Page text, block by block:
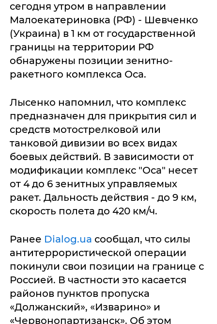
сегодня утром в направлении
Малоекатериновка (РФ) - Шевченко
(Украина) в 1 км от государственной
границы на территории РФ
обнаружены позиции зенитно-
ракетного комплекса Оса.
Лысенко напомнил, что комплекс
предназначен для прикрытия сил и
средств мотострелковой или
танковой дивизии во всех видах
боевых действий. В зависимости от
модификации комплекс "Оса" несет
от 4 до 6 зенитных управляемых
ракет. Дальность действия - до 9 км,
скорость полета до 420 км/ч.
Ранее Dialog.ua сообщал, что силы
антитеррористической операции
покинули свои позиции на границе с
Россией. В частности это касается
районов пунктов пропуска
«Должанский», «Изварино» и
«Червонопартизанск». Об этом